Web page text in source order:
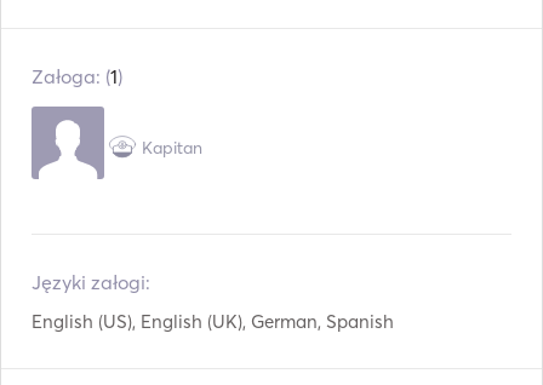
Załoga: (1)
Kapitan
Języki załogi:
English (US), English (UK), German, Spanish